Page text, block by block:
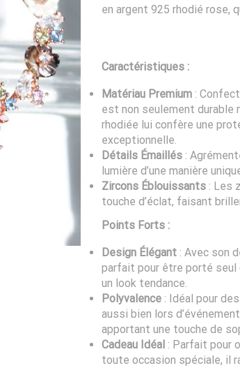
en argent 925 rhodié rose,
Caractéristiques :
Matériau Premium :
est non seulement durable
rhodiée lui confère une
exceptionnelle.
Détails Émaillés :
lumière d’une manière
Zircons Éblouissants : Les
touche d’éclat, faisant
Points Forts :
Design Élégant : Avec son
parfait pour être porté seul
un look tendance.
Polyvalence : Idéal pour
aussi bien lors
apportant une touche de
Cadeau Idéal : Parfait pour
toute occasion spéciale, il